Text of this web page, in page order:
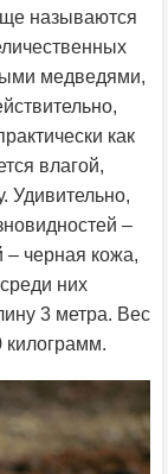
называются
медведями,
как
влагой,
Удивительно,
–
черная кожа,
них
3 метра. Вес
килограмм.